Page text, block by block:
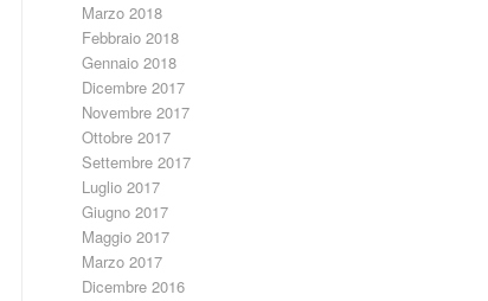
Marzo 2018
Febbraio 2018
Gennaio 2018
Dicembre 2017
Novembre 2017
Ottobre 2017
Settembre 2017
Luglio 2017
Giugno 2017
Maggio 2017
Marzo 2017
Dicembre 2016